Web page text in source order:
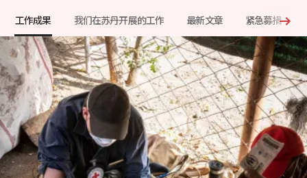
工作成果 我们在苏丹开展的工作 最新文章 紧急募捐